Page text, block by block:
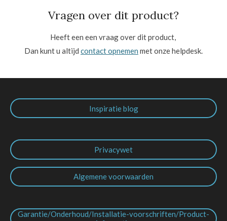
Vragen over dit product?
Heeft een een vraag over dit product,
Dan kunt u altijd contact opnemen met onze helpdesk.
Inspiratie blog
Privacywet
Algemene voorwaarden
Garantie/Onderhoud/Installatie-voorschriften/Product-